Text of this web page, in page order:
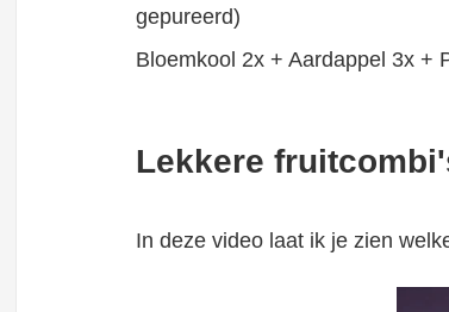
gepureerd)
Bloemkool 2x + Aardappel 3x +
Lekkere
In deze video laat ik je zien